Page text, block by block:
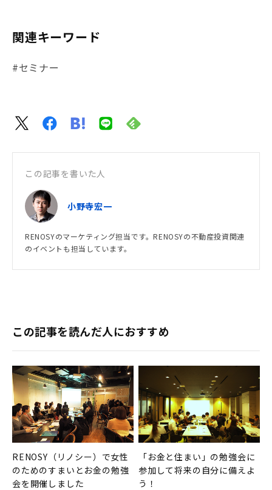
関連キーワード
#セミナー
この記事を書いた人
小野寺宏一
RENOSYのマーケティング担当です。RENOSYの不動産投資関連
のイベントも担当しています。
この記事を読んだ人におすすめ
RENOSY（リノシー）で女性
のためのすまいとお金の勉強
会を開催しました
「お金と住まい」の勉強会に
参加して将来の自分に備えよ
う！